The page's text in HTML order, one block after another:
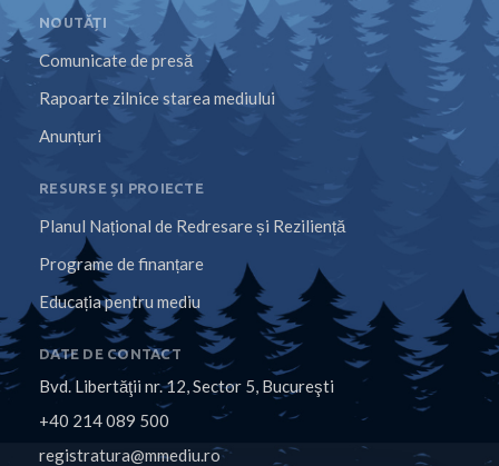
NOUTĂȚI
Comunicate de presă
Rapoarte zilnice starea mediului
Anunțuri
RESURSE ȘI PROIECTE
Planul Național de Redresare și Reziliență
Programe de finanțare
Educația pentru mediu
DATE DE CONTACT
Bvd. Libertăţii nr. 12, Sector 5, Bucureşti
+40 214 089 500
registratura@mmediu.ro